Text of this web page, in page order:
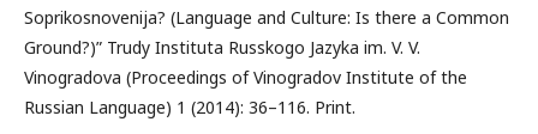
Soprikosnovenija? (Language and Culture: Is there a Common
Ground?)” Trudy Instituta Russkogo Jazyka im. V. V.
Vinogradova (Proceedings of Vinogradov Institute of the
Russian Language) 1 (2014): 36–116. Print.